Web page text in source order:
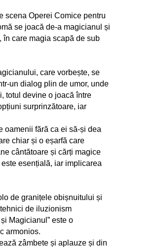
scena Operei Comice pentru
se joacă de-a magicianul și
care magia scapă de sub
care vorbește, se
un dialog plin de umor, unde
totul devine o joacă între
surprinzătoare, iar
oamenii fără ca ei să-și dea
chiar și o eșarfă care
cântătoare și cărți magice
esențială, iar implicarea
de granițele obișnuitului și
de iluzionism
Magicianul” este o
armonios.
zâmbete și aplauze și din